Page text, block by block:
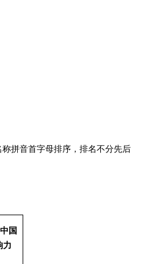
拼音首字母排序，排名不分先后
国
力